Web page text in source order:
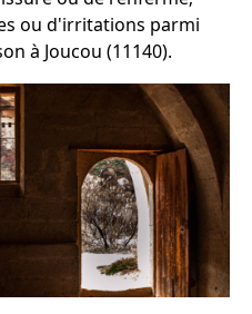
ou d'irritations parmi
à Joucou (11140).